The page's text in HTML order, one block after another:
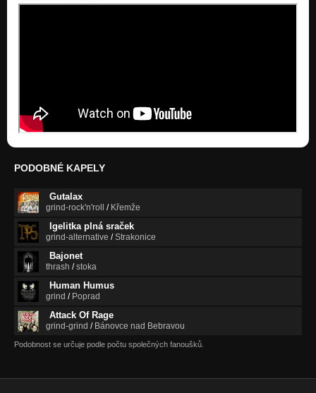
PODOBNÉ KAPELY
Gutalax
grind-rock'n'roll / Křemže
Igelitka plná sraček
grind-alternative /Strakonice
Bajonet
thrash /stoka
Human Humus
grind / Poprad
Attack Of Rage
grind-grind / Bánovce nad Bebravou
Podobnost se určuje podle počtu společných fanoušků.